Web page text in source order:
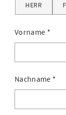
HERR
Vorname *
Nachname *